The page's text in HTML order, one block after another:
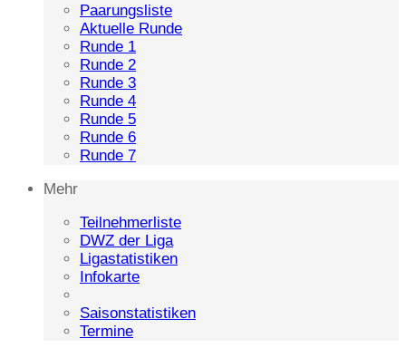
Paarungsliste
Aktuelle Runde
Runde 1
Runde 2
Runde 3
Runde 4
Runde 5
Runde 6
Runde 7
Mehr
Teilnehmerliste
DWZ der Liga
Ligastatistiken
Infokarte
Saisonstatistiken
Termine